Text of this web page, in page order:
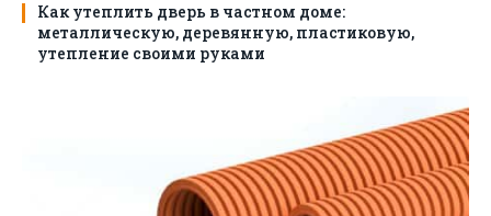
Как утеплить дверь в частном доме:
металлическую, деревянную, пластиковую,
утепление своими руками